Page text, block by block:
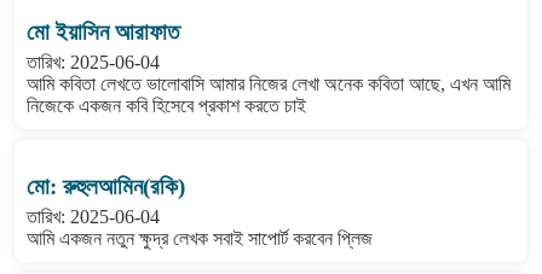
মো ইয়াসিন আরাফাত
তারিখ: 2025-06-04
আমি কবিতা লেখতে ভালোবাসি আমার নিজের লেখা অনেক কবিতা আছে, এখন আমি
নিজেকে একজন কবি হিসেবে প্রকাশ করতে চাই
মো: রুহুলআমিন(রকি)
তারিখ: 2025-06-04
আমি একজন নতুন ক্ষুদ্র লেখক সবাই সাপোর্ট করবেন প্লিজ